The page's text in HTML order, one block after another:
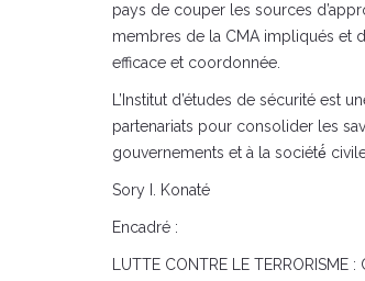
pays de couper les sources
membres de la CMA impliqués et
efficace et coordonnée.
L’Institut d’études de sécurité est
partenariats pour consolider les
gouvernements et à la société́
Sory I. Konaté
Encadré :
LUTTE CONTRE LE